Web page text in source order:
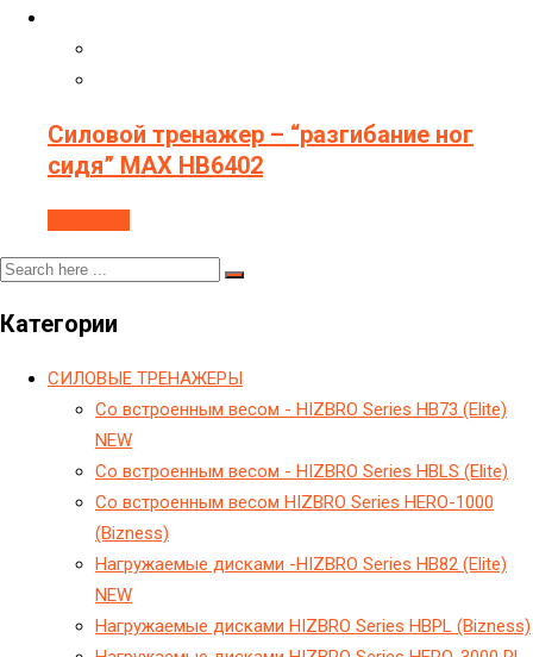
Силовой тренажер – “разгибание ног
сидя” МAX HB6402
Категории
CИЛОВЫЕ ТРЕНАЖЕРЫ
Cо встроенным весом - HIZBRO Series HB73 (Elite)
NEW
Cо встроенным весом - HIZBRO Series HBLS (Elite)
Cо встроенным весом HIZBRO Series HERO-1000
(Bizness)
Hагружаемые дисками -HIZBRO Series HB82 (Elite)
NEW
Hагружаемые дисками HIZBRO Series HBPL (Bizness)